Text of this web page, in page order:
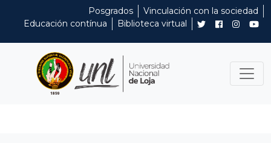
Posgrados
Vinculación con la sociedad
Educación contínua
Biblioteca virtual